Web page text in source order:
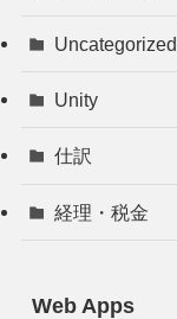
Uncategorized
Unity
仕訳
経理・税金
Web Apps